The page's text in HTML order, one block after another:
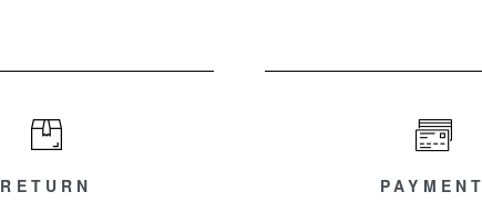
RETURN PAYMENT